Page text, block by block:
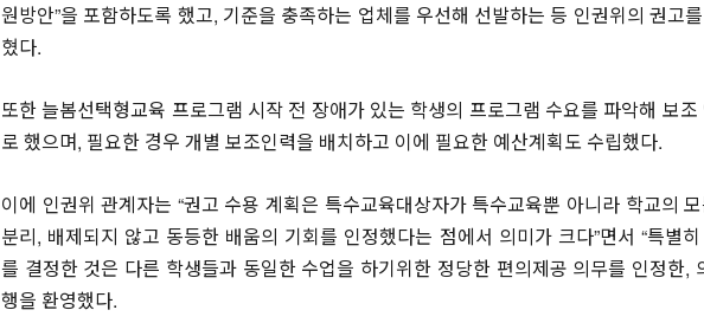
원방안”을 포함하도록 했고, 기준을 충족하는 업체를 우선해 선발하는 등 인권위의 권고
혔다.
또한 늘봄선택형교육 프로그램 시작 전 장애가 있는 학생의 프로그램 수요를 파악해 보
로 했으며, 필요한 경우 개별 보조인력을 배치하고 이에 필요한 예산계획도 수립했다.
이에 인권위 관계자는 “권고 수용 계획은 특수교육대상자가 특수교육뿐 아니라 학교의
분리, 배제되지 않고 동등한 배움의 기회를 인정했다는 점에서 의미가 크다”면서 “특별
를 결정한 것은 다른 학생들과 동일한 수업을 하기위한 정당한 편의제공 의무를 인정한,
행을 환영했다.